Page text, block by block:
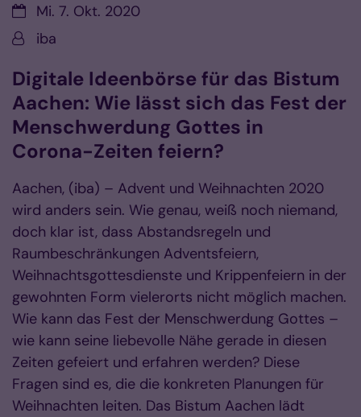
Datum:Mi. 7. Okt. 2020
Von:iba
Digitale Ideenbörse für das Bistum
Aachen: Wie lässt sich das Fest der
Menschwerdung Gottes in
Corona-Zeiten feiern?
Aachen, (iba) – Advent und Weihnachten 2020
wird anders sein. Wie genau, weiß noch niemand,
doch klar ist, dass Abstandsregeln und
Raumbeschränkungen Adventsfeiern,
Weihnachtsgottesdienste und Krippenfeiern in der
gewohnten Form vielerorts nicht möglich machen.
Wie kann das Fest der Menschwerdung Gottes –
wie kann seine liebevolle Nähe gerade in diesen
Zeiten gefeiert und erfahren werden? Diese
Fragen sind es, die die konkreten Planungen für
Weihnachten leiten. Das Bistum Aachen lädt